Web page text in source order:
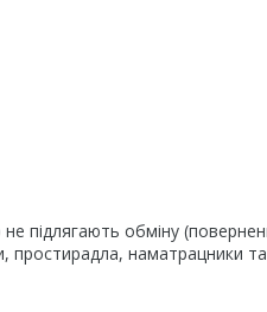
підлягають обміну
простирадла, наматрацники та